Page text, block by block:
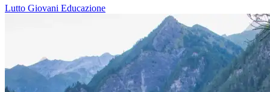
Lutto Giovani Educazione